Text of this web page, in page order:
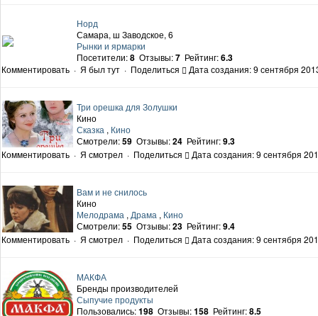
Норд
Самара, ш Заводское, 6
Рынки и ярмарки
Посетители:8 Отзывы:7 Рейтинг:6.3
Комментировать · Я был тут · Поделиться Дата создания: 9 сентября
Три орешка для Золушки
Кино
Сказка , Кино
Смотрели:59 Отзывы:24 Рейтинг:9.3
Комментировать · Я смотрел · Поделиться Дата создания: 9 сентября
Вам и не снилось
Кино
Мелодрама , Драма , Кино
Смотрели:55 Отзывы:23 Рейтинг:9.4
Комментировать · Я смотрел · Поделиться Дата создания: 9 сентября
МАКФА
Бренды производителей
Сыпучие продукты
Пользовались:198 Отзывы:158 Рейтинг:8.5